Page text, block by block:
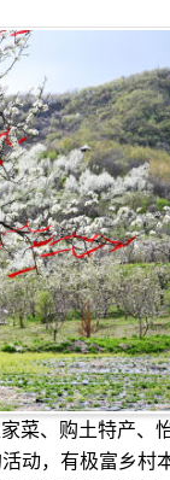
、购土特产、
动，有极富乡村